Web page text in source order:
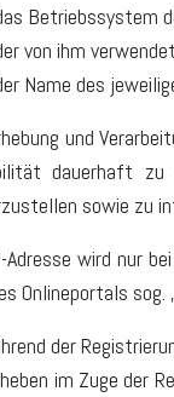
Betriebssystem
von ihm
Name des
und
dauerhaft zu
sowie zu
Adresse wird nur
Onlineportals sog.
der
im Zuge der